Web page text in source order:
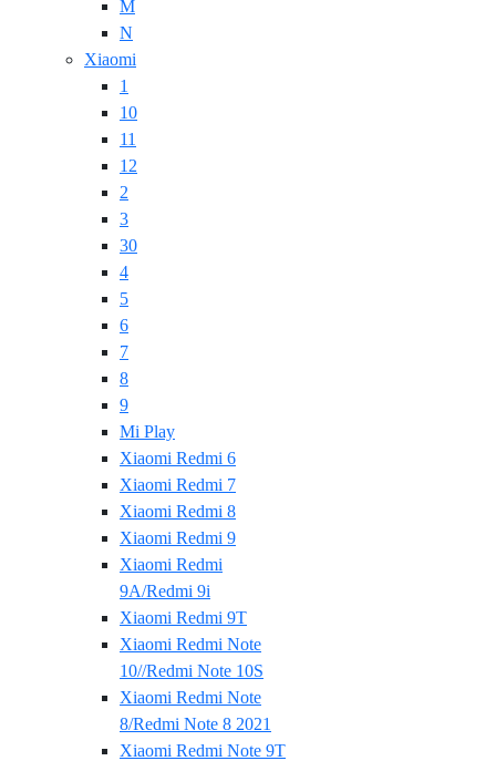
M
N
Xiaomi
1
10
11
12
2
3
30
4
5
6
7
8
9
Mi Play
Xiaomi Redmi 6
Xiaomi Redmi 7
Xiaomi Redmi 8
Xiaomi Redmi 9
Xiaomi Redmi
9A/Redmi 9i
Xiaomi Redmi 9T
Xiaomi Redmi Note
10//Redmi Note 10S
Xiaomi Redmi Note
8/Redmi Note 8 2021
Xiaomi Redmi Note 9T